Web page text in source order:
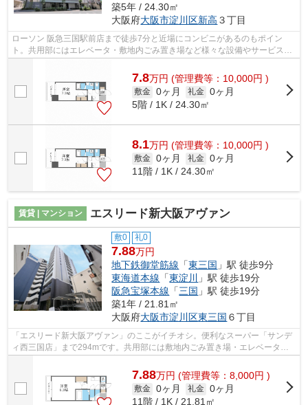
築5年 / 24.30㎡
大阪府大阪市淀川区新高 ３丁目
ローソン 阪急三国駅前店まで徒歩7分と近場にコンビニがあるのもポイン
ト。共用部にはエレベータ・敷地内ごみ置き場など様々な設備やサービスが
揃っているので便利です。楽に駅へ行き...
7.8万円 (管理費等：10,000円 )
敷金 0ヶ月 礼金 0ヶ月
5階 / 1K / 24.30㎡
8.1万円 (管理費等：10,000円 )
敷金 0ヶ月 礼金 0ヶ月
11階 / 1K / 24.30㎡
賃貸 | マンション エスリード新大阪アヴァン
敷0 礼0
7.88万円
地下鉄御堂筋線 「東三国 」駅 徒歩9分
東海道本線 「東淀川
」駅 徒歩19分
阪急宝塚本線 「三国 」駅 徒歩19分
築1年 / 21.81㎡
大阪府大阪市淀川区東三国 ６丁目
「エスリード新大阪アヴァン」のここがイチオシ。便利なスーパー「サンデ
ィ西三国店」まで294mです。共用部には敷地内ごみ置き場・エレベータな
どが揃っており、とても充実しています...
7.88万円 (管理費等：8,000円 )
敷金 0ヶ月 礼金 0ヶ月
11階 / 1K / 21.81㎡